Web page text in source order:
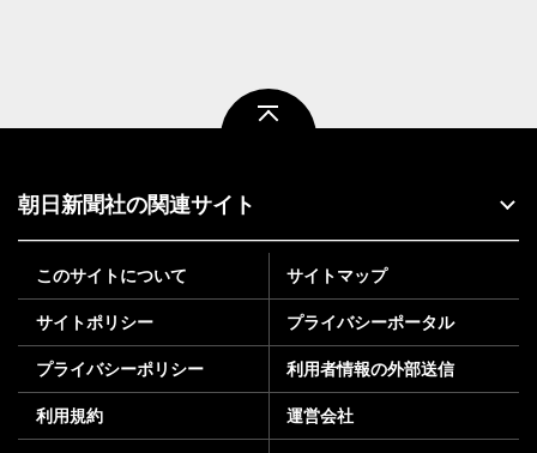
朝日新聞社の関連サイト
このサイトについて サイトマップ
サイトポリシー プライバシーポータル
プライバシーポリシー 利用者情報の外部送信
利用規約 運営会社